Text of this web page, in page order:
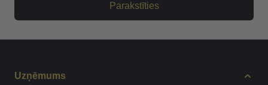
Parakstīties
Uzņēmums